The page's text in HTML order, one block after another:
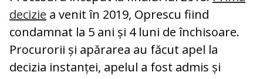
decizie a venit în 2019, Oprescu fiind
condamnat la 5 ani și 4 luni de închisoare.
Procurorii și apărarea au făcut apel la
decizia instanței, apelul a fost admis și